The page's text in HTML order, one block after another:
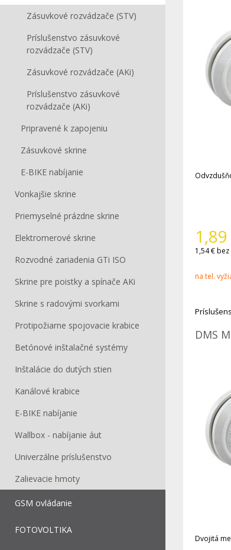
Zásuvkové rozvádzače (STV)
Príslušenstvo zásuvkové
rozvádzače (STV)
Zásuvkové rozvádzače (AKi)
Príslušenstvo zásuvkové
rozvádzače (AKi)
Pripravené k zapojeniu
Zásuvkové skrine
E-BIKE nabíjanie
Vonkajšie skrine
Priemyselné prázdne skrine
Elektromerové skrine
Rozvodné zariadenia GTi ISO
Skrine pre poistky a spínače AKi
Skrine s radovými svorkami
Protipožiarne spojovacie krabice
Betónové inštalačné systémy
Inštalácie do dutých stien
Kanálové krabice
E-BIKE nabíjanie
Wallbox - nabíjanie áut
Univerzálne príslušenstvo
Zalievacie hmoty
GSM ovládanie
FOTOVOLTIKA
1,89
1,54 €bez
na tel.
DMS
Dvojitá